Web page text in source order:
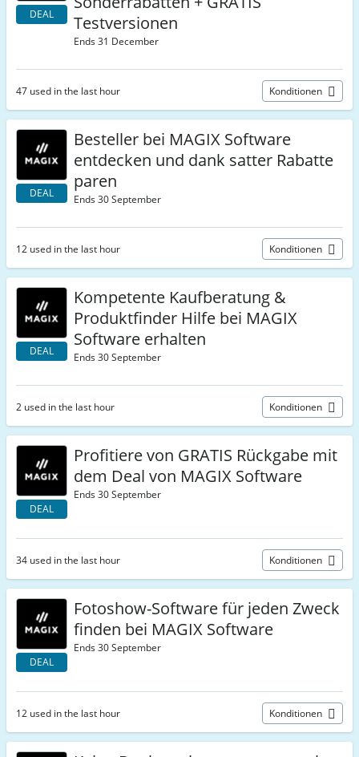
DEAL
Testversionen
Ends 31 December
47 used in the last hour Konditionen
DEAL
Besteller bei MAGIX Software
entdecken und dank satter Rabatte
paren
Ends 30 September
12 used in the last hour Konditionen
DEAL
Kompetente Kaufberatung &
Produktfinder Hilfe bei MAGIX
Software erhalten
Ends 30 September
2 used in the last hour Konditionen
DEAL
Profitiere von GRATIS Rückgabe mit
dem Deal von MAGIX Software
Ends 30 September
34 used in the last hour Konditionen
DEAL
Fotoshow-Software für jeden Zweck
finden bei MAGIX Software
Ends 30 September
12 used in the last hour Konditionen